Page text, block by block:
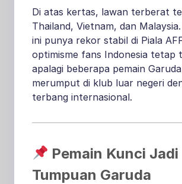
Di atas kertas, lawan terberat
Thailand, Vietnam, dan
ini punya rekor stabil di Piala
optimisme fans Indonesia tetap
apalagi beberapa pemain
merumput di klub luar negeri
terbang internasional.
Pemain Kunci Jadi
Tumpuan Garuda